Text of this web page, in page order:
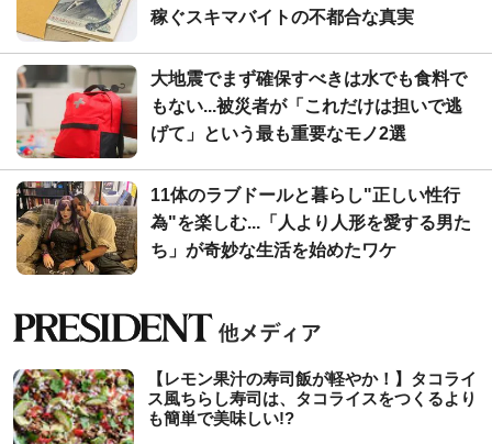
稼ぐスキマバイトの不都合な真実
大地震でまず確保すべきは水でも食料で
もない...被災者が「これだけは担いで逃
げて」という最も重要なモノ2選
11体のラブドールと暮らし"正しい性行
為"を楽しむ...「人より人形を愛する男た
ち」が奇妙な生活を始めたワケ
【レモン果汁の寿司飯が軽やか！】タコライ
ス風ちらし寿司は、タコライスをつくるより
も簡単で美味しい!?